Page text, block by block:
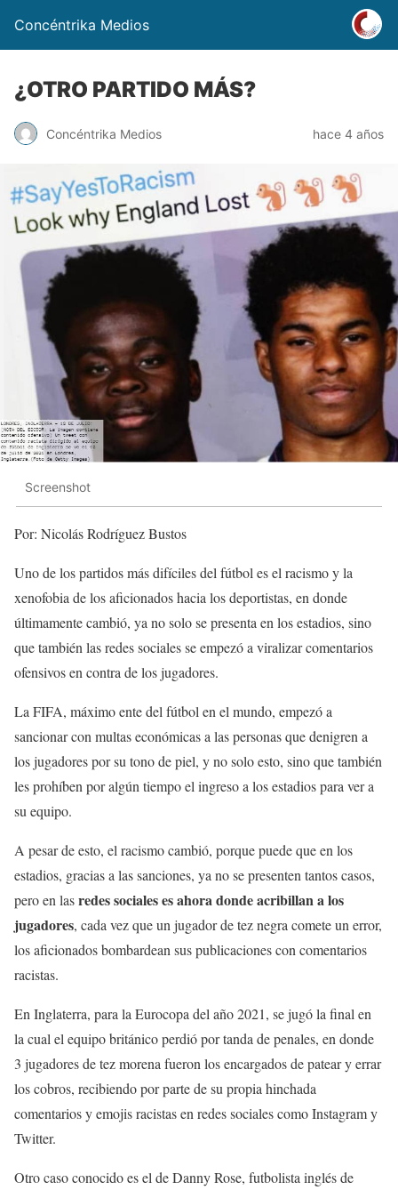
Concéntrika Medios
¿OTRO PARTIDO MÁS?
Concéntrika Medios hace 4 años
Screenshot
Por: Nicolás Rodríguez Bustos
Uno de los partidos más difíciles del fútbol es el racismo y la
xenofobia de los aficionados hacia los deportistas, en donde
últimamente cambió, ya no solo se presenta en los estadios, sino
que también las redes sociales se empezó a viralizar comentarios
ofensivos en contra de los jugadores.
La FIFA, máximo ente del fútbol en el mundo, empezó a
sancionar con multas económicas a las personas que denigren a
los jugadores por su tono de piel, y no solo esto, sino que también
les prohíben por algún tiempo el ingreso a los estadios para ver a
su equipo.
A pesar de esto, el racismo cambió, porque puede que en los
estadios, gracias a las sanciones, ya no se presenten tantos casos,
pero en lasredes sociales es ahora donde acribillan a los
jugadores, cada vez que un jugador de tez negra comete un error,
los aficionados bombardean sus publicaciones con comentarios
racistas.
En Inglaterra, para la Eurocopa del año 2021, se jugó la final en
la cual el equipo británico perdió por tanda de penales, en donde
3 jugadores de tez morena fueron los encargados de patear y errar
los cobros, recibiendo por parte de su propia hinchada
comentarios y emojis racistas en redes sociales como Instagram y
Twitter.
Otro caso conocido es el de Danny Rose, futbolista inglés de